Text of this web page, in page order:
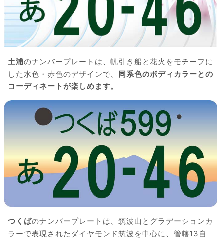
土浦のナンバープレートは、帆引き船と花火をモチーフに
した水色・赤色のデザインで、 同系色のボディカラーとの
コーディネートが楽しめます。
つくばのナンバープレートは、筑波山とグラデーションカ
ラーで表現されたダイヤモンド筑波を中心に、管轄13自